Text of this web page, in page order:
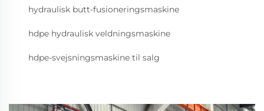
hydraulisk butt-fusioneringsmaskine
hdpe hydraulisk veldningsmaskine
hdpe-svejsningsmaskine til salg